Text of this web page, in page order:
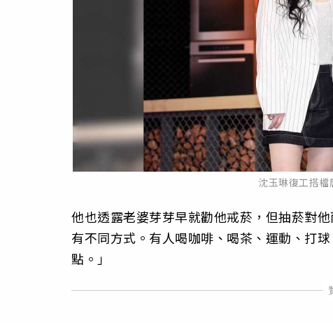
沈玉琳復工搭檔
他也透露老婆芽芽早就勸他戒菸，但抽菸對
有不同方式。有人喝咖啡、喝茶、運動、打
點。」